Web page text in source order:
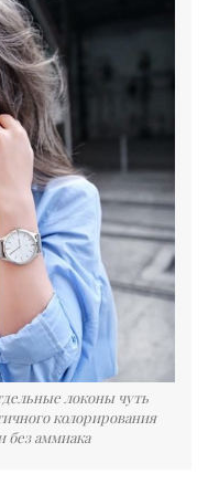
локоны чуть
колорирования
без аммиака